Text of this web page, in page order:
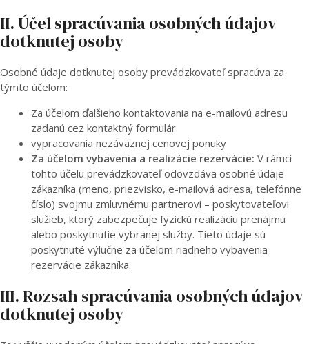
II. Účel spracúvania osobných údajov
dotknutej osoby
Osobné údaje dotknutej osoby prevádzkovateľ spracúva za
týmto účelom:
Za účelom ďalšieho kontaktovania na e-mailovú adresu
zadanú cez kontaktný formulár
vypracovania nezáväznej cenovej ponuky
Za účelom vybavenia a realizácie rezervácie: V rámci
tohto účelu prevádzkovateľ odovzdáva osobné údaje
zákazníka (meno, priezvisko, e-mailová adresa, telefónne
číslo) svojmu zmluvnému partnerovi – poskytovateľovi
služieb, ktorý zabezpečuje fyzickú realizáciu prenájmu
alebo poskytnutie vybranej služby. Tieto údaje sú
poskytnuté výlučne za účelom riadneho vybavenia
rezervácie zákazníka.
III. Rozsah spracúvania osobných údajov
dotknutej osoby